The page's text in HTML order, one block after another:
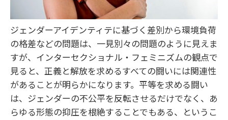
ジェンダーアイデンティテに基づく差別から環境負荷
の格差などの問題は、一見別々の問題のように見えま
すが、インターセクショナル・フェミニズムの観点で
見ると、正義と解放を求めるすべての闘いには関連性
があることが明らかになります。平等を求める闘い
は、ジェンダーの不公平を反転させるだけでなく、あ
らゆる形態の抑圧を根絶することでもある、というこ